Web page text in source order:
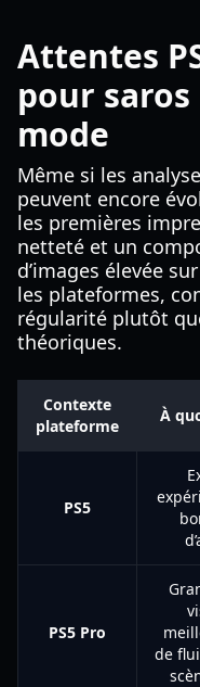
Attentes
pour
mode
Même si les
peuvent encore
les premières
netteté et un
d’images élevée
les plateformes,
régularité plutôt
théoriques.
Contexte
plateforme
À
PS5
PS5 Pro
de